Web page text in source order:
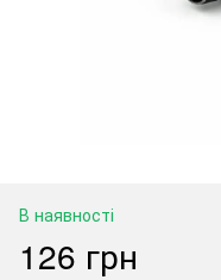
В наявності
126 грн